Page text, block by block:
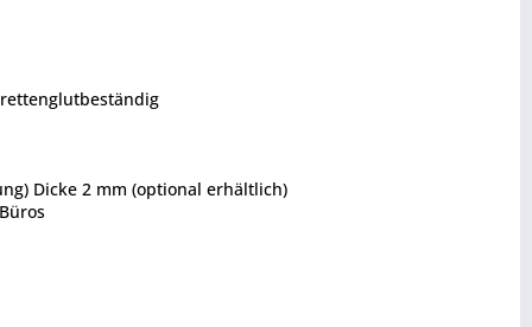
Dicke 2 mm (optional erhältlich)